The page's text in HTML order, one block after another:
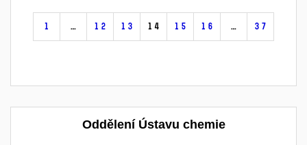
1 … 12 13 14 15 16 … 37
Oddělení Ústavu chemie